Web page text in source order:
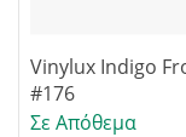
Vinylux Indigo
#176
Σε Απόθεμα